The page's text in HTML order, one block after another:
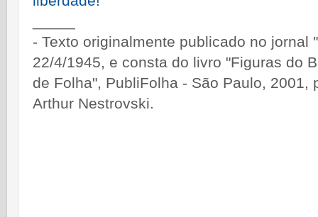
- Texto originalmente publicado no jornal
22/4/1945, e consta do livro "Figuras do
de Folha", PubliFolha - São Paulo, 2001,
Arthur Nestrovski.